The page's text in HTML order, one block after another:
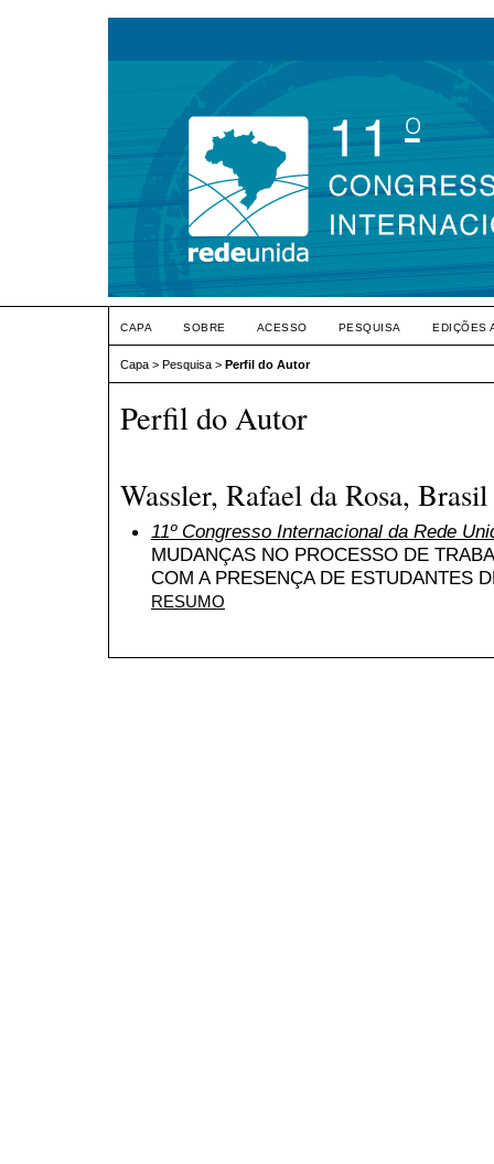
CAPA SOBRE ACESSO PESQUISA EDIÇÕES
Capa > Pesquisa > Perfil do Autor
Perfil do Autor
Wassler, Rafael da Rosa, Brasil
11º Congresso Internacional da Rede
MUDANÇAS NO PROCESSO DE
COM A PRESENÇA DE ESTUDANTES
RESUMO